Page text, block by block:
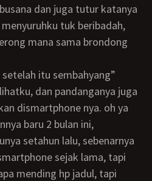
dan juga tutur katanya
tuk beribadah,
mana sama brondong
dan pandanganya juga
dismartphone nya. oh ya
baru 2 bulan ini,
setahun lalu, sebenarnya
sejak lama, tapi
mending hp jadul, tapi